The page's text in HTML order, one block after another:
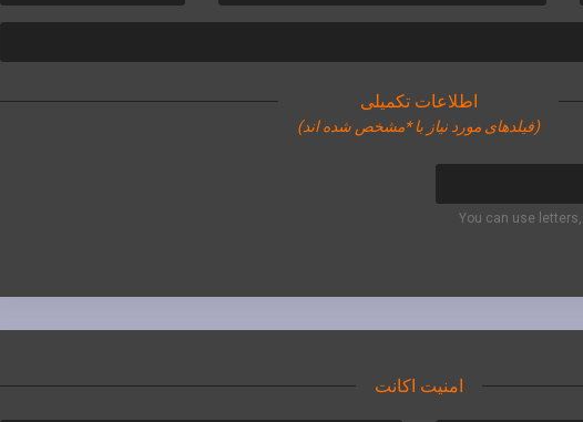
اطلاعات تکمیلی
(فیلدهای مورد نیاز با *مشخص شده اند)
You can use
امنیت اکانت